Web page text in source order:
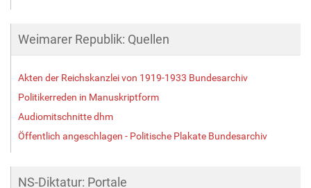
Weimarer Republik: Quellen
Akten der Reichskanzlei von 1919-1933 Bundesarchiv
Politikerreden in Manuskriptform
Audiomitschnitte dhm
Öffentlich angeschlagen - Politische Plakate Bundesarchiv
NS-Diktatur: Portale